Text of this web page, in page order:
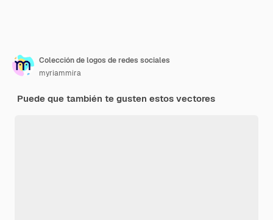
Colección de logos de redes sociales
myriammira
Puede que también te gusten estos vectores